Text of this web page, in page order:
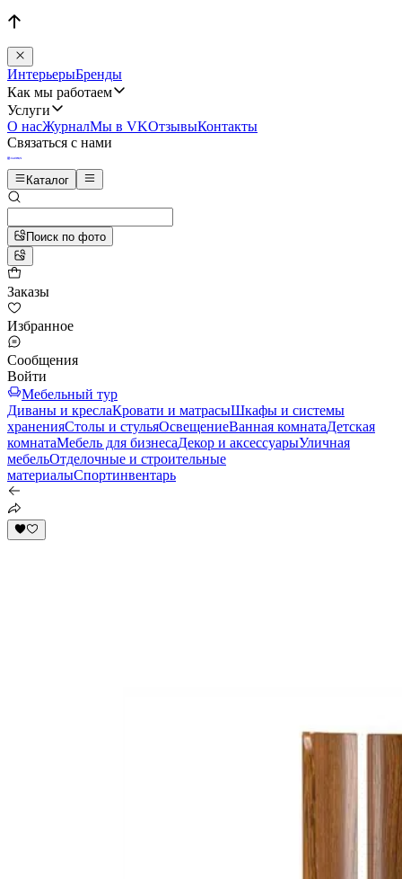
ИнтерьерыБренды
Как мы работаем
Услуги
О насЖурналМы в VKОтзывыКонтакты
Связаться с нами
Каталог
Поиск по фото
Заказы
Избранное
Сообщения
Войти
Мебельный тур
Диваны и креслаКровати и матрасыШкафы и системы
храненияСтолы и стульяОсвещениеВанная комнатаДетская
комнатаМебель для бизнесаДекор и аксессуарыУличная
мебельОтделочные и строительные
материалыСпортинвентарь